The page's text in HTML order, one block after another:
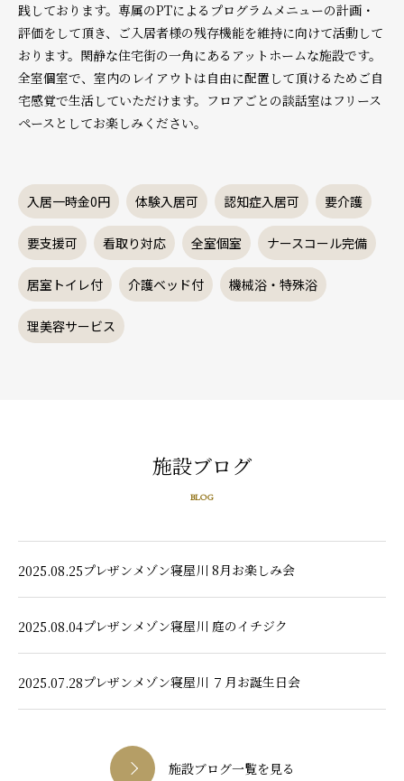
践しております。専属のPTによるプログラムメニューの計画・
評価をして頂き、ご入居者様の残存機能を維持に向けて活動して
おります。閑静な住宅街の一角にあるアットホームな施設です。
全室個室で、室内のレイアウトは自由に配置して頂けるためご自
宅感覚で生活していただけます。フロアごとの談話室はフリース
ペースとしてお楽しみください。
入居一時金0円 体験入居可 認知症入居可 要介護
要支援可 看取り対応 全室個室 ナースコール完備
居室トイレ付 介護ベッド付 機械浴・特殊浴
理美容サービス
施設ブログ
BLOG
2025.08.25プレザンメゾン寝屋川 8月お楽しみ会
2025.08.04プレザンメゾン寝屋川 庭のイチジク
2025.07.28プレザンメゾン寝屋川 ７月お誕生日会
施設ブログ一覧を見る